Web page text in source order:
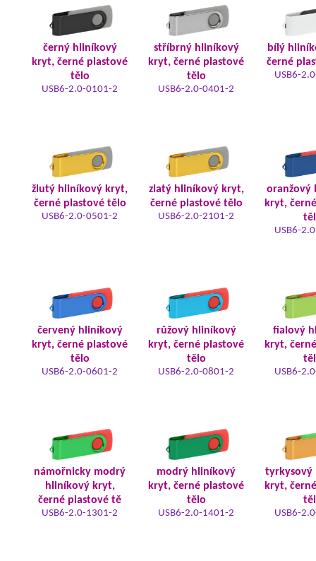
černý hliníkový
kryt, černé plastové
tělo
USB6-2.0-0101-2
stříbrný hliníkový
kryt, černé plastové
tělo
USB6-2.0-0401-2
bílý
černé
USB6-
žlutý hliníkový kryt,
černé plastové tělo
USB6-2.0-0501-2
zlatý hliníkový kryt,
černé plastové tělo
USB6-2.0-2101-2
oranžový
kryt,
USB6-
červený hliníkový
kryt, černé plastové
tělo
USB6-2.0-0601-2
růžový hliníkový
kryt, černé plastové
tělo
USB6-2.0-0801-2
fialový
kryt,
USB6-
námořnicky modrý
hliníkový kryt,
černé plastové tě
USB6-2.0-1301-2
modrý hliníkový
kryt, černé plastové
tělo
USB6-2.0-1401-2
tyrkysový
kryt,
USB6-